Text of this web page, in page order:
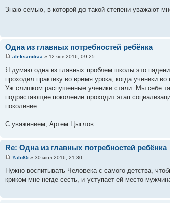
Знаю семью, в которой до такой степени уважают
Одна из главных потребностей ребёнка
aleksandraa » 12 янв 2016, 09:25
Я думаю одна из главных проблем школы это
проходил практику во время урока, когда ученики
Уж слишком распушенные ученики стали. Мы себе
подрастающее поколение проходит этап
поколение
С уважением, Артем Цыглов
Re: Одна из главных потребностей ребёнка
Yalo85 » 30 июл 2016, 21:30
Нужно воспитывать Человека с самого детства,
криком мне негде сесть, и уступает ей место